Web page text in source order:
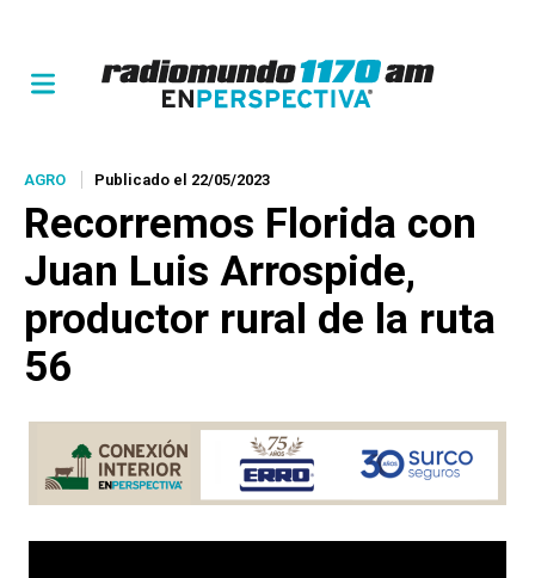
AGRO Publicado el 22/05/2023
Recorremos Florida con
Juan Luis Arrospide,
productor rural de la ruta
56